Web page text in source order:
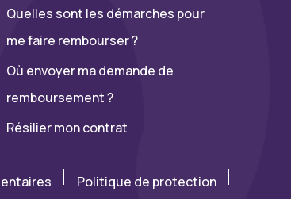
Quelles sont les démarches pour
me faire rembourser ?
Où envoyer ma demande de
remboursement ?
Résilier mon contrat
Politique de protection